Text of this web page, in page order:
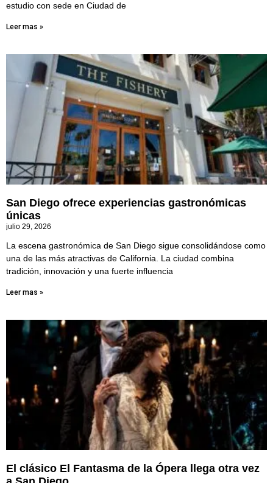
estudio con sede en Ciudad de
Leer mas »
San Diego ofrece experiencias gastronómicas
únicas
julio 29, 2026
La escena gastronómica de San Diego sigue consolidándose como
una de las más atractivas de California. La ciudad combina
tradición, innovación y una fuerte influencia
Leer mas »
El clásico El Fantasma de la Ópera llega otra vez